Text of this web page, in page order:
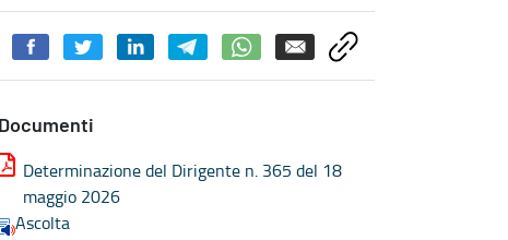
Documenti
Determinazione del Dirigente n. 365 del 18
maggio 2026
Ascolta